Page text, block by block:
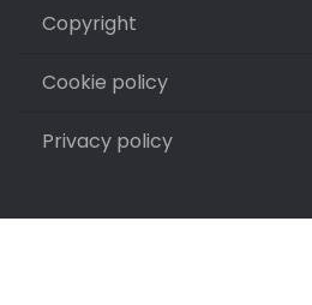
Copyright
Cookie policy
Privacy policy